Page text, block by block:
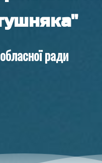
ради